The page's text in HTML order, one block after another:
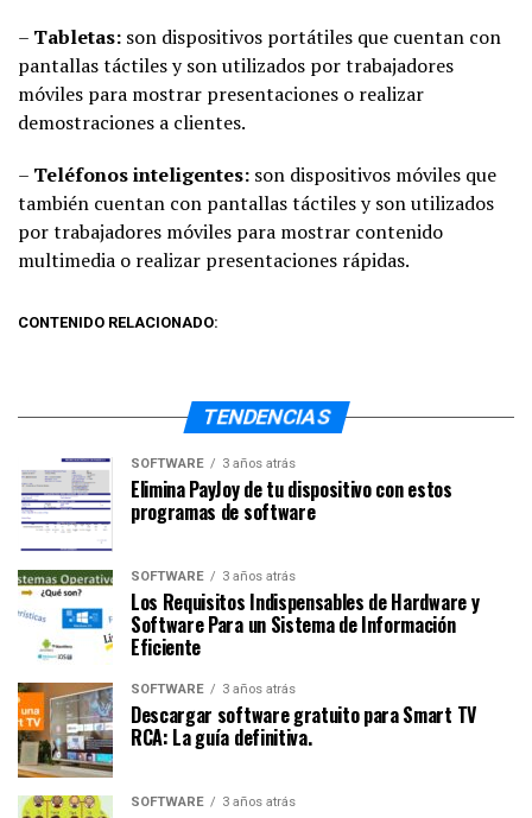
– Tabletas: son dispositivos portátiles que cuentan con
pantallas táctiles y son utilizados por trabajadores
móviles para mostrar presentaciones o realizar
demostraciones a clientes.
– Teléfonos inteligentes: son dispositivos móviles que
también cuentan con pantallas táctiles y son utilizados
por trabajadores móviles para mostrar contenido
multimedia o realizar presentaciones rápidas.
CONTENIDO RELACIONADO:
TENDENCIAS
SOFTWARE 3 años atrás
Elimina PayJoy de tu dispositivo con estos
programas de software
SOFTWARE 3 años atrás
Los Requisitos Indispensables de Hardware y
Software Para un Sistema de Información
Eficiente
SOFTWARE 3 años atrás
Descargar software gratuito para Smart TV
RCA: La guía definitiva.
SOFTWARE 3 años atrás